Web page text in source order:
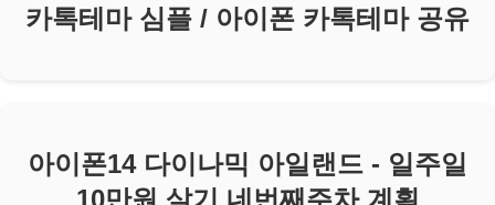
카톡테마 심플 / 아이폰 카톡테마 공유
아이폰14 다이나믹 아일랜드 - 일주일
10만원 살기 네번째주차 계획